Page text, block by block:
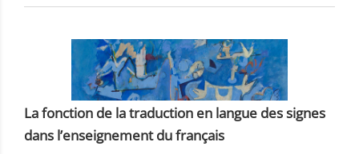
La fonction de la traduction en langue des signes
dans l’enseignement du français